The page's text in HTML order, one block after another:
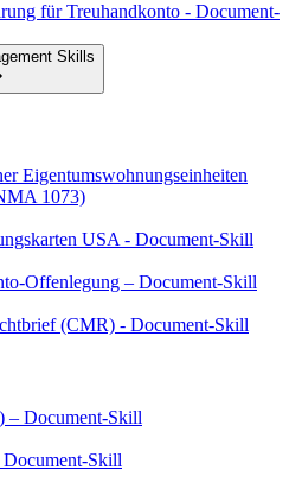
für Treuhandkonto - Document-
Skills
Eigentumswohnungseinheiten
1073)
USA - Document-Skill
Offenlegung – Document-Skill
(CMR) - Document-Skill
– Document-Skill
Document-Skill